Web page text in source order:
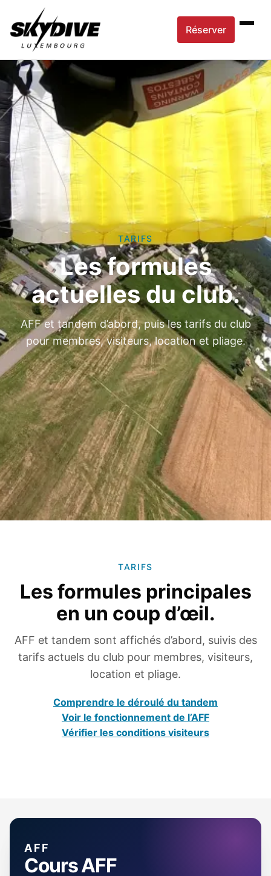
Réserver
TARIFS
Les formules
actuelles du club.
AFF et tandem d’abord, puis les tarifs du club
pour membres, visiteurs, location et pliage.
TARIFS
Les formules principales
en un coup d’œil.
AFF et tandem sont affichés d’abord, suivis des
tarifs actuels du club pour membres, visiteurs,
location et pliage.
Comprendre le déroulé du tandem
Voir le fonctionnement de l’AFF
Vérifier les conditions visiteurs
AFF
Cours AFF